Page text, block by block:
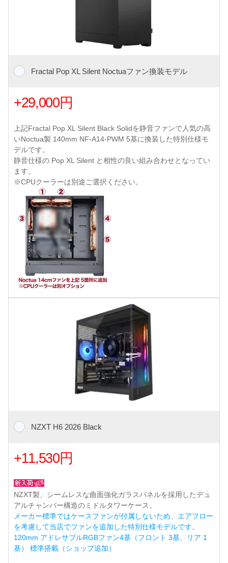
Fractal Pop XL Silent Noctuaファン換装モデル
+29,000円
上記Fractal Pop XL Silent Black Solidを静音ファンで人気の高
いNoctua製 140mm NF-A14-PWM 5基に換装した特別仕様モ
デルです。
静音仕様の Pop XL Silent と相性の良い組み合わせとなってい
ます。
※CPUクーラーは別途ご選択ください。
NZXT H6 2026 Black
+11,530円
NZXT製、シームレスな曲面強化ガラスパネルを採用したデュ
アルチャンバー構造のミドルタワーケース。
メーカー標準ではケースファンが付属しないため、エアフロー
を考慮して当店でファンを追加した特別仕様モデルです。
120mm アドレサブルRGBファン4基（フロント 3基、リア 1
基） 標準搭載（ショップ追加）